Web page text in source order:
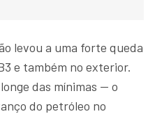
levou a uma forte queda
e também no exterior.
das mínimas — o
do petróleo no